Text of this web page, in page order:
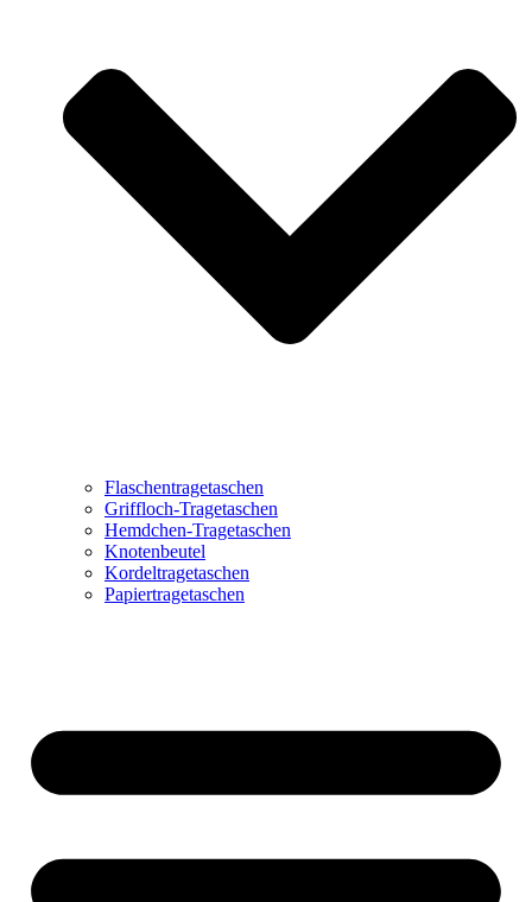
Flaschentragetaschen
Griffloch-Tragetaschen
Hemdchen-Tragetaschen
Knotenbeutel
Kordeltragetaschen
Papiertragetaschen